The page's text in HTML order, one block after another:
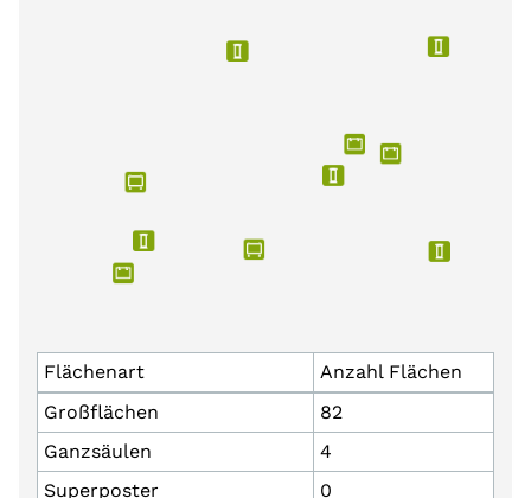
Flächenart
Anzahl Flächen
Großflächen
82
Ganzsäulen
4
Superposter
0